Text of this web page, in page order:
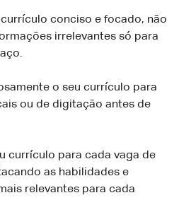
currículo conciso e focado, não
irrelevantes só para
o seu currículo para
ou de digitação antes de
currículo para cada vaga de
as habilidades e
relevantes para cada